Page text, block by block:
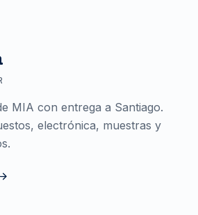
MIA con entrega a Santiago.
electrónica, muestras y